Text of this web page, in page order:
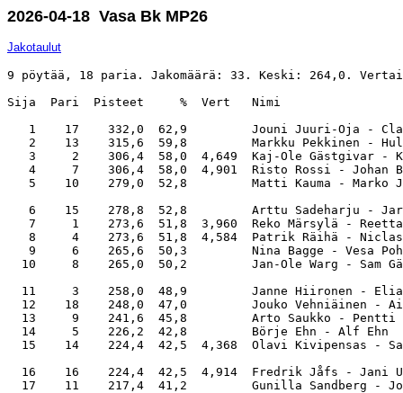
2026-04-18 Vasa Bk MP26
Jakotaulut
9 pöytää, 18 paria. Jakomäärä: 33. Keski: 264,0.
Sija  Pari  Pisteet     %  Vert
1    17    332,0  62,9         Jouni Juuri-
2    13    315,6  59,8         Markku
3     2    306,4  58,0  4,649  Kaj-
4     7    306,4  58,0  4,901  Risto
5    10    279,0  52,8         Matti
6    15    278,8  52,8         Arttu
7     1    273,6  51,8  3,960  Reko
8     4    273,6  51,8  4,584  Patrik
9     6    265,6  50,3         Nina Bagge -
10     8    265,0  50,2         Jan-
11     3    258,0  48,9         Janne
12    18    248,0  47,0         Jouko Vehniäinen -
13     9    241,6  45,8         Arto
14     5    226,2  42,8         Börje
15    14    224,4  42,5  4,368  Olavi
16    16    224,4  42,5  4,914
17    11    217,4  41,2